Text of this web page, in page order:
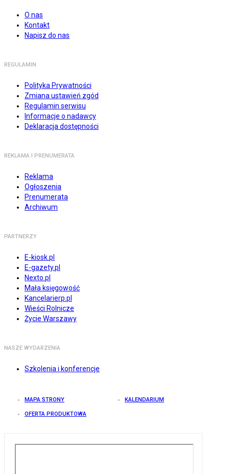
O nas
Kontakt
Napisz do nas
REGULAMIN
Polityka Prywatności
Zmiana ustawień zgód
Regulamin serwisu
Informacje o nadawcy
Deklaracja dostępności
REKLAMA I PRENUMERATA
Reklama
Ogłoszenia
Prenumerata
Archiwum
PARTNERZY
E-kiosk.pl
E-gazety.pl
Nexto.pl
Mała księgowość
Kancelarierp.pl
Wieści Rolnicze
Życie Warszawy
NASZE WYDARZENIA
Szkolenia i konferencje
MAPA STRONY KALENDARIUM
OFERTA PRODUKTOWA